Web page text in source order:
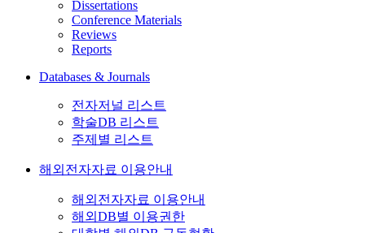
Dissertations
Conference Materials
Reviews
Reports
Databases & Journals
전자저널 리스트
학술DB 리스트
주제별 리스트
해외전자자료 이용안내
해외전자자료 이용안내
해외DB별 이용권한